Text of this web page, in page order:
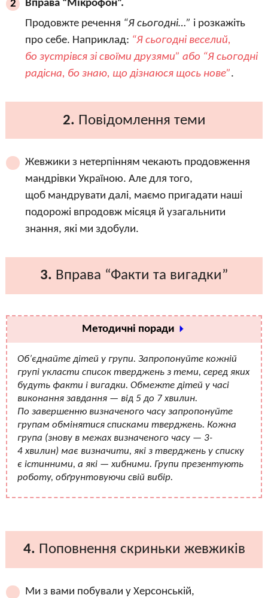
2
Вправа “Мікрофон”.
Продовжте речення “Я сьогодні…” і розкажіть
про себе. Наприклад: “Я сьогодні веселий,
бо зустрівся зі своїми друзями” або “Я сьогодні
радісна, бо знаю, що дізнаюся щось нове”.
2. Повідомлення теми
Жевжики з нетерпінням чекають продовження
мандрівки Україною. Але для того,
щоб мандрувати далі, маємо пригадати наші
подорожі впродовж місяця й узагальнити
знання, які ми здобули.
3. Вправа “Факти та вигадки”
Методичні поради
Об’єднайте дітей у групи. Запропонуйте кожній
групі укласти список тверджень з теми, серед яких
будуть факти і вигадки. Обмежте дітей у часі
виконання завдання — від 5 до 7 хвилин.
По завершенню визначеного часу запропонуйте
групам обмінятися списками тверджень. Кожна
група (знову в межах визначеного часу — 3-
4 хвилин) має визначити, які з тверджень у списку
є істинними, а які — хибними. Групи презентують
роботу, обґрунтовуючи свій вибір.
4. Поповнення скриньки жевжиків
Ми з вами побували у Херсонській,